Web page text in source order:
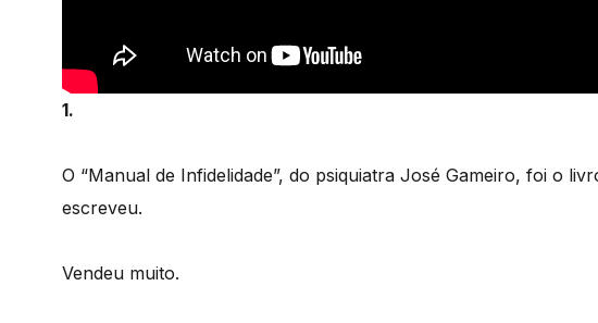
1.
O “Manual de Infidelidade”, do psiquiatra José Gameiro, foi o
escreveu.
Vendeu muito.